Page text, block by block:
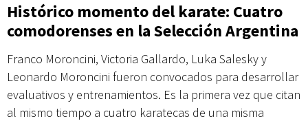
Histórico momento del karate: Cuatro
comodorenses en la Selección Argentina
Franco Moroncini, Victoria Gallardo, Luka Salesky y
Leonardo Moroncini fueron convocados para desarrollar
evaluativos y entrenamientos. Es la primera vez que citan
al mismo tiempo a cuatro karatecas de una misma